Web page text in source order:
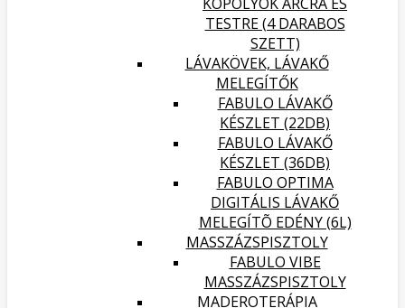
TESTRE (4 DARABOS
SZETT)
LÁVAKÖVEK, LÁVAKŐ
MELEGÍTŐK
FABULO LÁVAKŐ
KÉSZLET (22DB)
FABULO LÁVAKŐ
KÉSZLET (36DB)
FABULO OPTIMA
DIGITÁLIS LÁVAKŐ
MELEGÍTÕ EDÉNY (6L)
MASSZÁZSPISZTOLY
FABULO VIBE
MASSZÁZSPISZTOLY
MADEROTERÁPIA